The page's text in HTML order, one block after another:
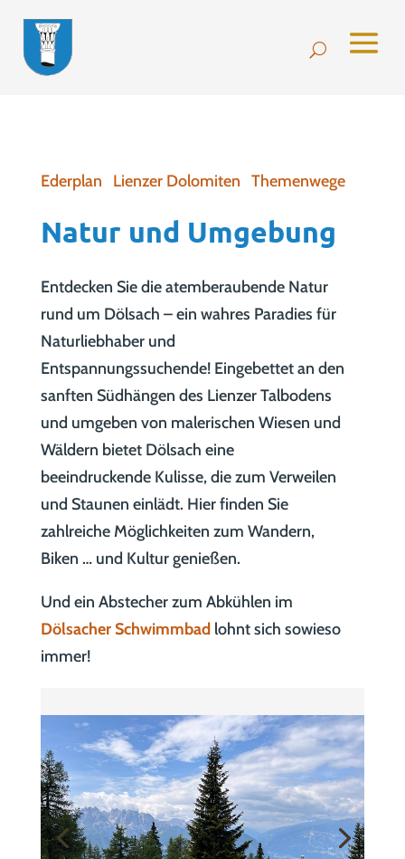
Ederplan Lienzer Dolomiten Themenwege
Natur und Umgebung
Entdecken Sie die atemberaubende Natur
rund um Dölsach – ein wahres Paradies für
Naturliebhaber und
Entspannungssuchende! Eingebettet an den
sanften Südhängen des Lienzer Talbodens
und umgeben von malerischen Wiesen und
Wäldern bietet Dölsach eine
beeindruckende Kulisse, die zum Verweilen
und Staunen einlädt. Hier finden Sie
zahlreiche Möglichkeiten zum Wandern,
Biken … und Kultur genießen.
Und ein Abstecher zum Abkühlen im
Dölsacher Schwimmbadlohnt sich sowieso
immer!